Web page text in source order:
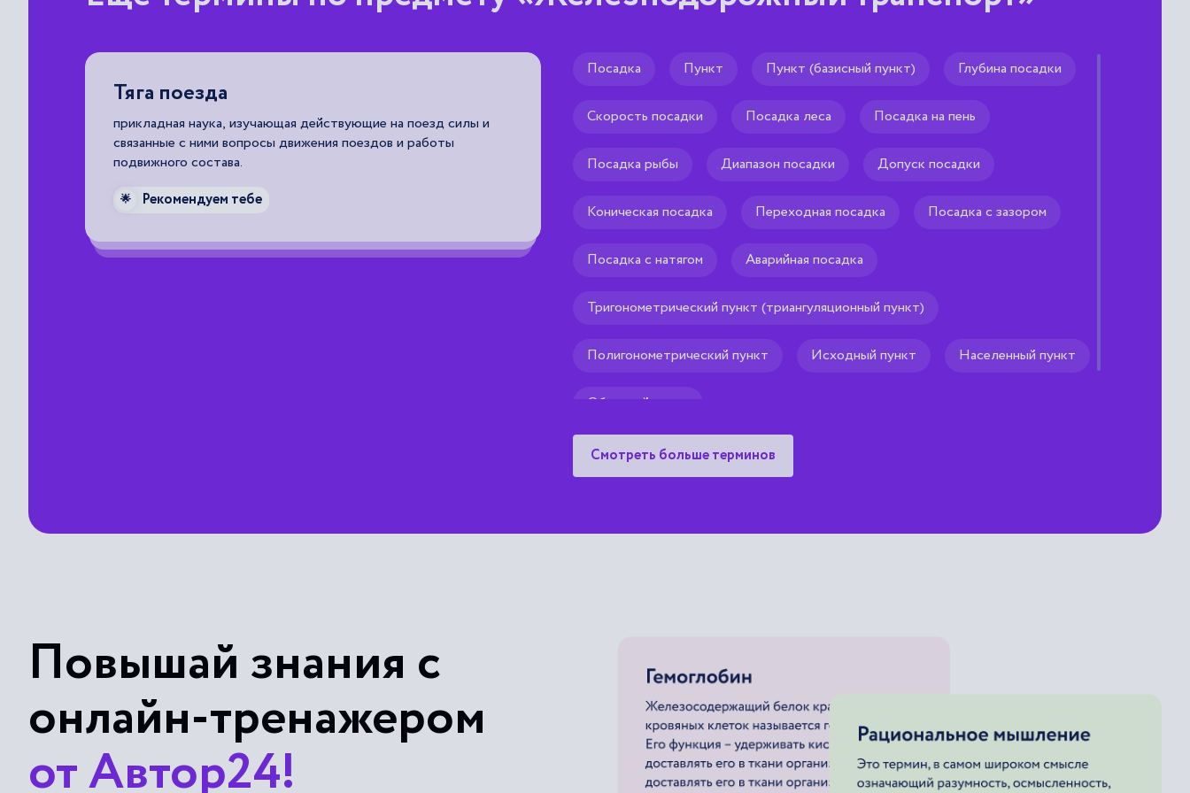
Тяга поезда
прикладная наука, изучающая действующие на поезд силы и
связанные с ними вопросы движения поездов и работы
подвижного состава.
🌟 Рекомендуем тебе
электродвигатель
подвижного состава и тепловозов, конструктивно
электрической машины переменного тока (синхронной или
Рекомендуем тебе
Посадка Пункт Пункт (базисный пункт) Глубина посадки
Скорость посадки Посадка леса Посадка на пень
Посадка рыбы Диапазон посадки Допуск посадки
Коническая посадка Переходная посадка Посадка с зазором
Посадка с натягом Аварийная посадка
Тригонометрический пункт (триангуляционный пункт)
Полигонометрический пункт Исходный пункт Населенный пункт
Обгонный пункт
Смотреть больше терминов
Повышай знания с
онлайн-тренажером
от Автор24!